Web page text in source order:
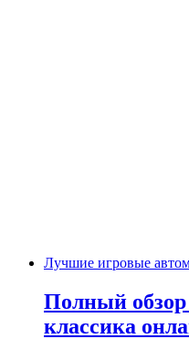
Лучшие игровые
Полный
классика